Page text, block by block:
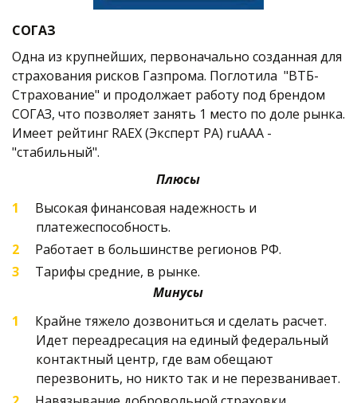
СОГАЗ
Одна из крупнейших, первоначально созданная для
страхования рисков Газпрома. Поглотила  "ВТБ-
Страхование" и продолжает работу под брендом
СОГАЗ, что позволяет занять 1 место по доле рынка.
Имеет рейтинг RAEX (Эксперт РА) ruAAA -
"стабильный".
Плюсы
Высокая финансовая надежность и
платежеспособность.
Работает в большинстве регионов РФ.
Тарифы средние, в рынке.
Минусы
Крайне тяжело дозвониться и сделать расчет.
Идет переадресация на единый федеральный
контактный центр, где вам обещают
перезвонить, но никто так и не перезванивает.